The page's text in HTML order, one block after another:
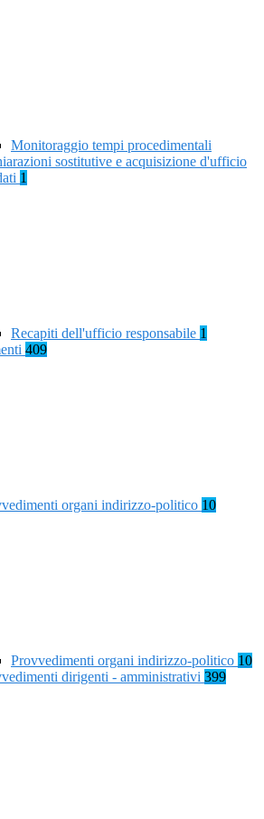
Monitoraggio tempi procedimentali
sostitutive e acquisizione d'ufficio
1
Recapiti dell'ufficio responsabile 1
409
organi indirizzo-politico 10
Provvedimenti organi indirizzo-politico 10
dirigenti - amministrativi 399